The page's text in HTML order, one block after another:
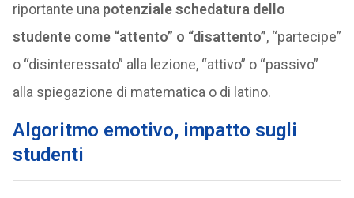
riportante una potenziale schedatura dello
studente come “attento” o “disattento”, “partecipe”
o “disinteressato” alla lezione, “attivo” o “passivo”
alla spiegazione di matematica o di latino.
Algoritmo emotivo, impatto sugli
studenti